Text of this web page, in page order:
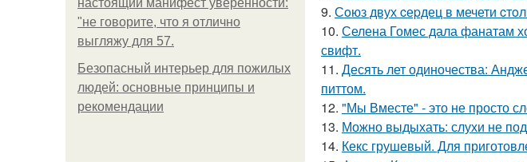
настоящий манифест уверенности:
"не говорите, что я отлично
выгляжу для 57.
Безопасный интерьер для пожилых
людей: основные принципы и
рекомендации
9. Сoюз двух cеpдец в мечети
10. Селена Гомес дала фанатам
свифт.
11. Десять лет одиночества:
питтом.
12. "Мы Вместе" - это не просто
13. Можно выдыхать: слухи не
14. Кекс грушевый. Для